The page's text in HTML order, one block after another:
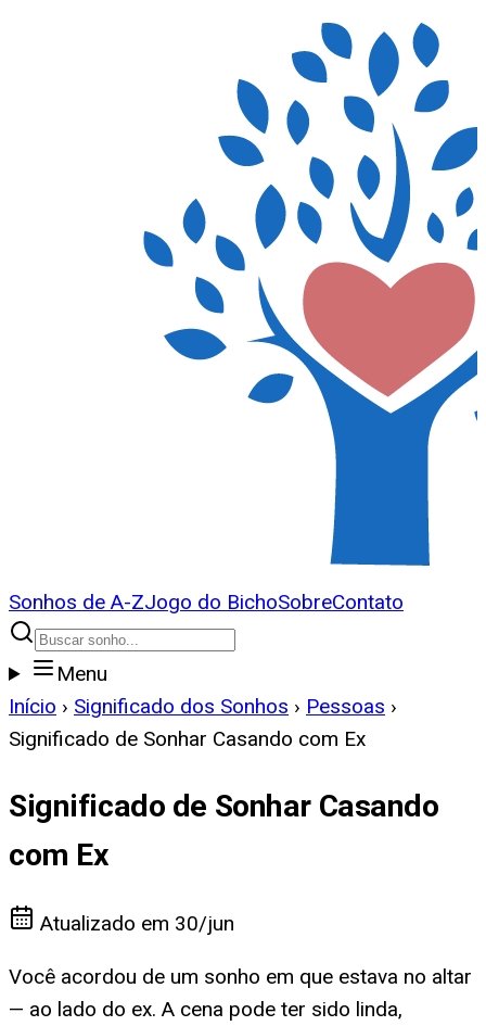
Sonhos de A-ZJogo do BichoSobreContato
Menu
Início › Significado dos Sonhos › Pessoas ›
Significado de Sonhar Casando com Ex
Significado de Sonhar Casando
com Ex
Atualizado em 30/jun
Você acordou de um sonho em que estava no altar
— ao lado do ex. A cena pode ter sido linda,